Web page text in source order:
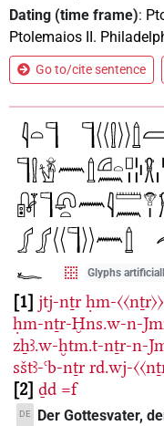
Dating (time frame):
Ptolemaios II.
Go to/cite sentence
Glyphs
1 jtj-nṯr ḥm-
ḥm-nṯr-Ḫns.w-n-
zẖꜣ.w-ḫtm.t-nṯr-n-
sštꜣ-ꜥb-nṯr rd.wj-
2 ḏd =f
DE
Der Gottesvater,